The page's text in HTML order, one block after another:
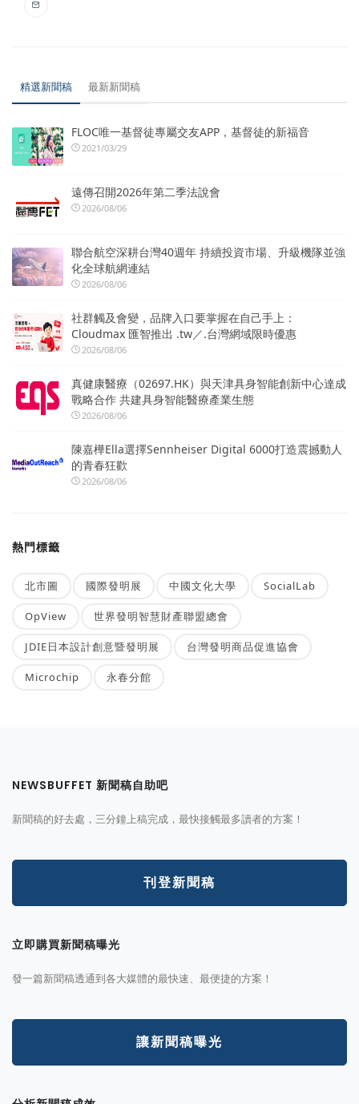
精選新聞稿 最新新聞稿
FLOC唯一基督徒專屬交友APP，基督徒的新福音
2021/03/29
遠傳召開2026年第二季法說會
2026/08/06
聯合航空深耕台灣40週年 持續投資市場、升級機隊並強
化全球航網連結
2026/08/06
社群觸及會變，品牌入口要掌握在自己手上：
Cloudmax 匯智推出 .tw／.台灣網域限時優惠
2026/08/06
真健康醫療（02697.HK）與天津具身智能創新中心達成
戰略合作 共建具身智能醫療產業生態
2026/08/06
陳嘉樺Ella選擇Sennheiser Digital 6000打造震撼動人
的青春狂歡
2026/08/06
熱門標籤
北市圖 國際發明展 中國文化大學 SocialLab
OpView 世界發明智慧財產聯盟總會
JDIE日本設計創意暨發明展 台灣發明商品促進協會
Microchip 永春分館
NEWSBUFFET 新聞稿自助吧
新聞稿的好去處，三分鐘上稿完成，最快接觸最多讀者的方案！
刊登新聞稿
立即購買新聞稿曝光
發一篇新聞稿透通到各大媒體的最快速、最便捷的方案！
讓新聞稿曝光